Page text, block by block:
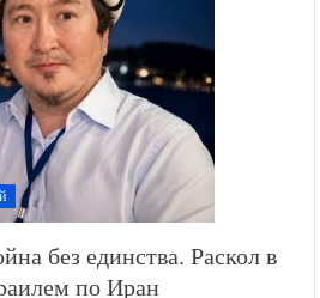
без единства. Раскол в